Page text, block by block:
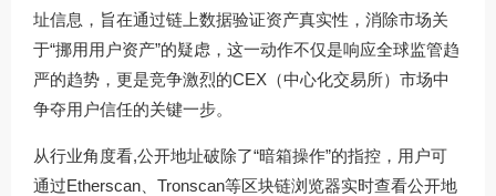
址信息，旨在通过链上数据验证资产真实性，消除市场关
于“挪用用户资产”的疑虑，这一动作不仅是响应全球监管趋
严的趋势，更是竞争激烈的CEX（中心化交易所）市场中
争夺用户信任的关键一步。
从行业角度看,公开地址破除了“暗箱操作”的指控，用户可
通过Etherscan、Tronscan等区块链浏览器实时查看公开地